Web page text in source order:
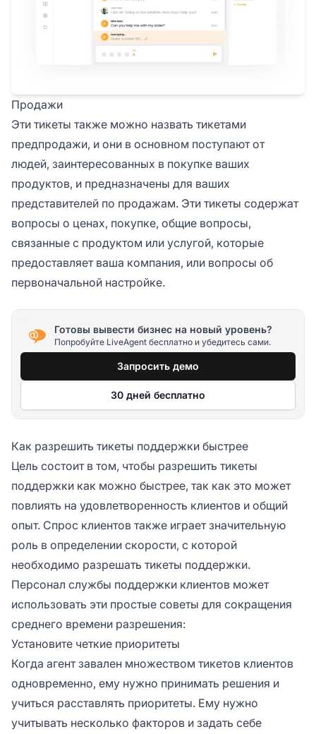
Продажи
Эти тикеты также можно назвать тикетами
предпродажи, и они в основном поступают от
людей, заинтересованных в покупке ваших
продуктов, и предназначены для ваших
представителей по продажам. Эти тикеты содержат
вопросы о ценах, покупке, общие вопросы,
связанные с продуктом или услугой, которые
предоставляет ваша компания, или вопросы об
первоначальной настройке.
Готовы вывести бизнес на новый уровень?
Попробуйте LiveAgent бесплатно и убедитесь сами.
Запросить демо
30 дней бесплатно
Как разрешить тикеты поддержки быстрее
Цель состоит в том, чтобы разрешить тикеты
поддержки как можно быстрее, так как это может
повлиять на удовлетворенность клиентов и общий
опыт. Спрос клиентов также играет значительную
роль в определении скорости, с которой
необходимо разрешать тикеты поддержки.
Персонал службы поддержки клиентов может
использовать эти простые советы для сокращения
среднего времени разрешения:
Установите четкие приоритеты
Когда агент завален множеством тикетов клиентов
одновременно, ему нужно принимать решения и
учиться расставлять приоритеты. Ему нужно
учитывать несколько факторов и задать себе